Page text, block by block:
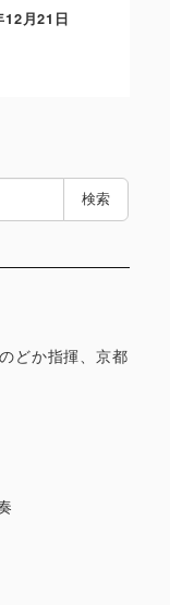
12月21日
検索
どか指揮、京都